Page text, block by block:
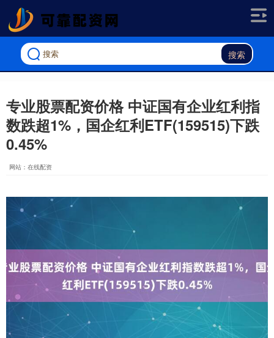
搜索
专业股票配资价格 中证国有企业红利指
数跌超1%，国企红利ETF(159515)下跌
0.45%
网站：在线配资